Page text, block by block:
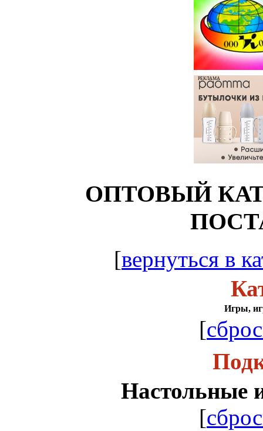
РЕКЛАМА
ОПТОВЫЙ
[вернуться в
Игры,
[
Настольные
[